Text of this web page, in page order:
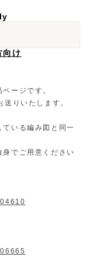
向け
ージです。
りいたします。
いる編み図と同一
身でご用意ください